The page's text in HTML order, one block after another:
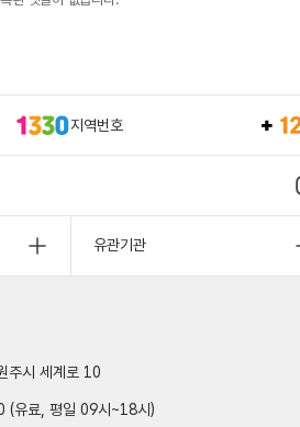
지역번호
유관기관
주시 세계로 10
유료, 평일 09시~18시)